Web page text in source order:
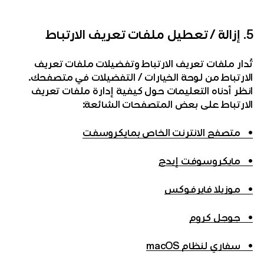
5. إزالة / تعطيل ملفات تعريف الارتباط
تُدار ملفات تعريف الارتباط وتفضيلات ملفات تعريف
الارتباط من لوحة الخيارات / التفضيلات في متصفحك.
انظر أدناه التعليمات حول كيفية إدارة ملفات تعريف
الارتباط على بعض المتصفحات الشائعة:
• متصفح الانترنت الخاص بمايكروسفت
• مايكروسوفت إيدج
• موزيلا فايرفوكس
• جوجل كروم
• سفاري لنظام macOS